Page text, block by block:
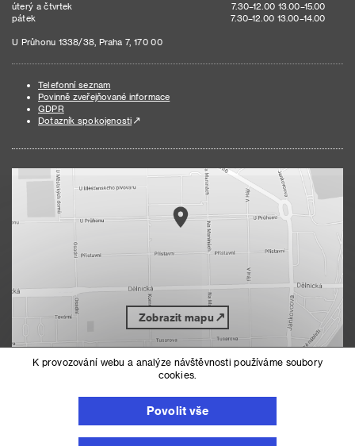
úterý a čtvrtek
7.30–12.00 13.00–15.00
pátek
7.30–12.00 13.00–14.00
U Průhonu 1338/38, Praha 7, 170 00
Telefonní seznam
Povinně zveřejňované informace
GDPR
Dotazník spokojenosti
Zobrazit mapu
Nastavení cookies
K provozování webu a analýze návštěvnosti používáme soubory
cookies.
Povolit vše